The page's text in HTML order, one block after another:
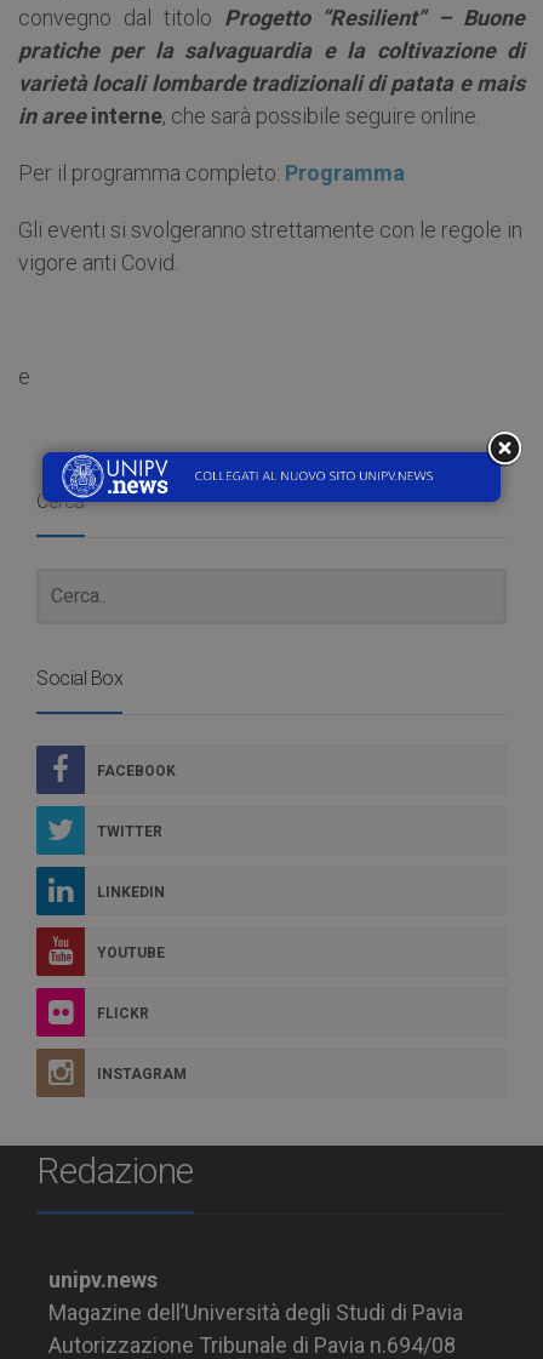
convegno dal titolo Progetto “Resilient” – Buone
pratiche per la salvaguardia e la coltivazione di
varietà locali lombarde tradizionali di patata e mais
in areeinterne, che sarà possibile seguire online.
Per il programma completo: Programma
Gli eventi si svolgeranno strettamente con le regole in
vigore anti Covid.
e
Cerca
Social Box
FACEBOOK
TWITTER
LINKEDIN
YOUTUBE
FLICKR
INSTAGRAM
Redazione
unipv.news
Magazine dell’Università degli Studi di Pavia
Autorizzazione Tribunale di Pavia n.694/08